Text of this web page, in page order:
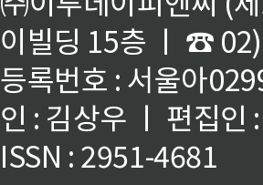
이빌딩 15층 ㅣ ☎
등록번호 : 서울아
인 : 김상우 ㅣ 편집인
ISSN : 2951-4681